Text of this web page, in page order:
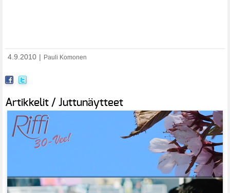
4.9.2010 Pauli Komonen
Artikkelit / Juttunäytteet